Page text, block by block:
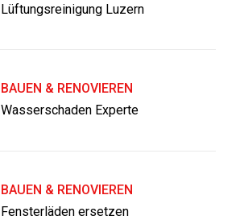
Lüftungsreinigung Luzern
BAUEN & RENOVIEREN
Wasserschaden Experte
BAUEN & RENOVIEREN
Fensterläden ersetzen